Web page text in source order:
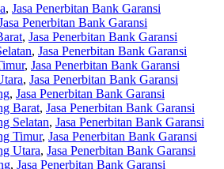
, Jasa Penerbitan Bank Garansi
Penerbitan Bank Garansi
, Jasa Penerbitan Bank Garansi
, Jasa Penerbitan Bank Garansi
, Jasa Penerbitan Bank Garansi
, Jasa Penerbitan Bank Garansi
, Jasa Penerbitan Bank Garansi
Barat, Jasa Penerbitan Bank Garansi
Selatan, Jasa Penerbitan Bank Garansi
Timur, Jasa Penerbitan Bank Garansi
Utara, Jasa Penerbitan Bank Garansi
, Jasa Penerbitan Bank Garansi